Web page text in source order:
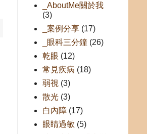
_AboutMe關於我
(3)
_案例分享 (17)
_眼科三分鐘 (26)
乾眼 (12)
常見疾病 (18)
弱視 (3)
散光 (3)
白內障 (17)
眼睛過敏 (5)